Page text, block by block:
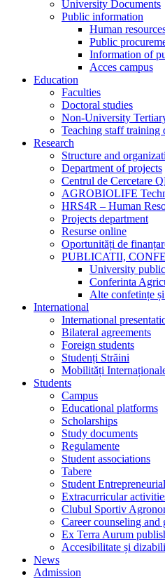
University Documents
Public information
Human
Public
Information of
Acces campus
Education
Faculties
Doctoral studies
Non-University
Teaching staff training
Research
Structure and
Department of projects
Centrul de Cercetare
AGROBIOLIFE
HRS4R – Human
Projects department
Resurse online
Oportunități de
PUBLICATII,
University
Conferinta
Alte confetințe
International
International
Bilateral agreements
Foreign students
Studenți Străini
Mobilități
Students
Campus
Educational platforms
Scholarships
Study documents
Regulamente
Student associations
Tabere
Student
Extracurricular
Clubul Sportiv
Career counseling and
Ex Terra Aurum
Accesibilitate și
News
Admission